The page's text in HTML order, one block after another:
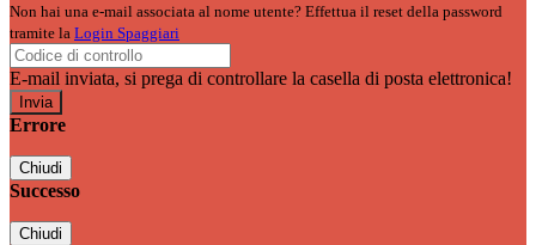
Non hai una e-mail associata al nome utente? Effettua il reset della password
tramite la Login Spaggiari
E-mail inviata, si prega di controllare la casella di posta elettronica!
Errore
Chiudi
Successo
Chiudi